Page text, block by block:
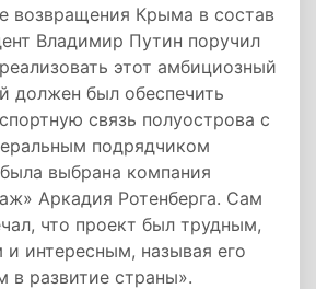
возвращения Крыма в состав
Владимир Путин поручил
этот амбициозный
должен был обеспечить
связь полуострова с
подрядчиком
выбрана компания
Аркадия Ротенберга. Сам
что проект был трудным,
интересным, называя его
в развитие страны».